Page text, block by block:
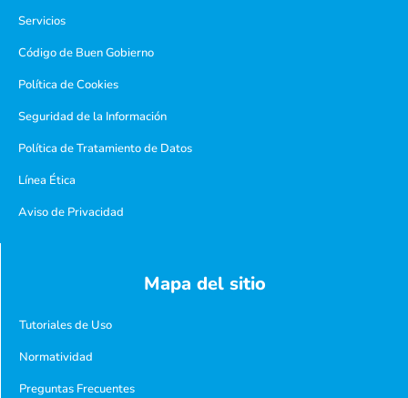
Servicios
Código de Buen Gobierno
Política de Cookies
Seguridad de la Información
Política de Tratamiento de Datos
Línea Ética
Aviso de Privacidad
Mapa del sitio
Tutoriales de Uso
Normatividad
Preguntas Frecuentes